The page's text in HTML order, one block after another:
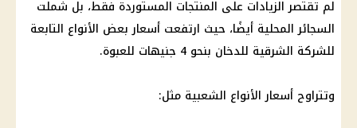
لم تقتصر الزيادات على المنتجات المستوردة فقط، بل شملت
السجائر المحلية أيضًا، حيث ارتفعت أسعار بعض الأنواع التابعة
للشركة الشرقية للدخان بنحو 4 جنيهات للعبوة.
وتتراوح أسعار الأنواع الشعبية مثل: